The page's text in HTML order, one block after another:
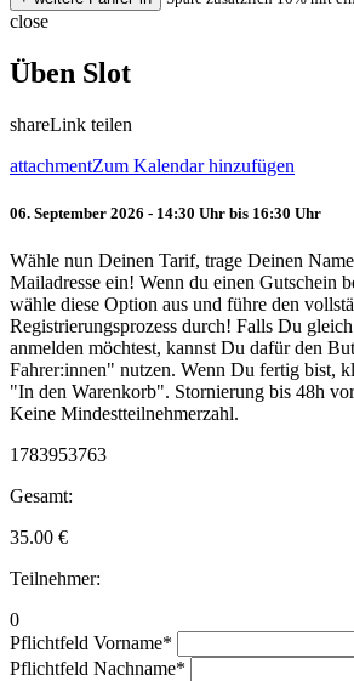
close
Üben Slot
shareLink teilen
attachmentZum Kalendar hinzufügen
06. September 2026 - 14:30 Uhr bis 16:30 Uhr
Wähle nun Deinen Tarif, trage Deinen
Mailadresse ein! Wenn du einen Gutschein
wähle diese Option aus und führe den
Registrierungsprozess durch! Falls Du
anmelden möchtest, kannst Du dafür den
Fahrer:innen" nutzen. Wenn Du fertig bist,
"In den Warenkorb". Stornierung bis 48h
Keine Mindestteilnehmerzahl.
1783953763
Gesamt:
35.00 €
Teilnehmer:
0
Pflichtfeld Vorname*
Pflichtfeld Nachname*